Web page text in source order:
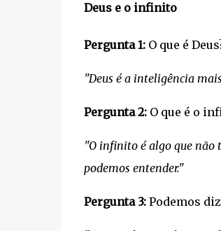
Deus e o infinito
Pergunta 1:O que é
"Deus é a inteligência
Pergunta 2: O que é o
"O infinito é algo que não
podemos entender."
Pergunta 3:Podemos